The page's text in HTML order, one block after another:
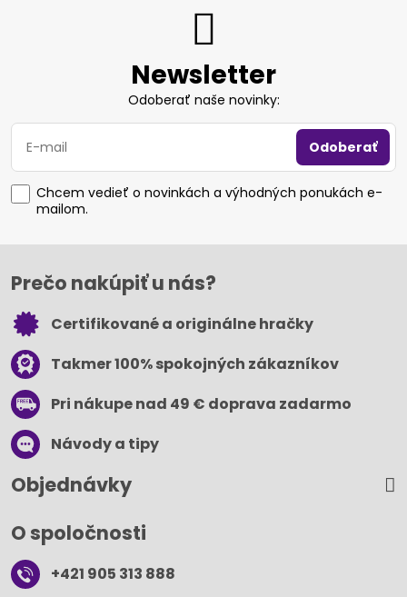
Newsletter
Odoberať naše novinky:
Odoberať
Chcem vedieť o novinkách a výhodných ponukách e-
mailom.
Prečo nakúpiť u nás?
Certifikované a originálne hračky
Takmer 100% spokojných zákazníkov
Pri nákupe nad 49 € doprava zadarmo
Návody a tipy
Objednávky
O spoločnosti
+421 905 313 888